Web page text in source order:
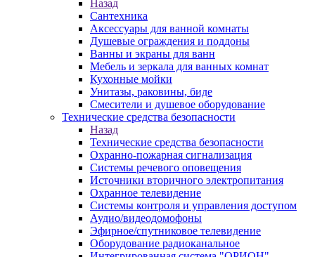
Назад
Сантехника
Аксессуары для ванной комнаты
Душевые ограждения и поддоны
Ванны и экраны для ванн
Мебель и зеркала для ванных комнат
Кухонные мойки
Унитазы, раковины, биде
Смесители и душевое оборудование
Технические средства безопасности
Назад
Технические средства безопасности
Охранно-пожарная сигнализация
Системы речевого оповещения
Источники вторичного электропитания
Охранное телевидение
Системы контроля и управления доступом
Аудио/видеодомофоны
Эфирное/спутниковое телевидение
Оборудование радиоканальное